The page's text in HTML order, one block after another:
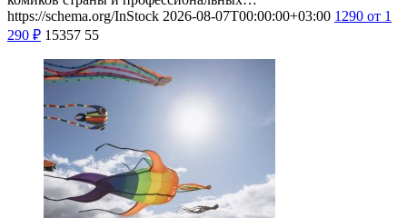
https://schema.org/InStock 2026-08-07T00:00:00+03:00 1290 от 1
290 ₽ 15357 55